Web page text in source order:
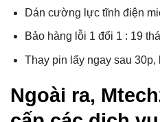
Dán cường lực tĩnh điện
Bảo hàng lỗi 1 đổi 1 : 19
Thay pin lấy ngay sau
Ngoài ra,